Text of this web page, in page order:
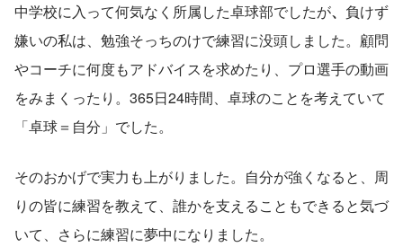
中学校に入って何気なく所属した卓球部でしたが、 負けず
嫌いの私は、勉強そっちのけで練習に没頭しました。顧問
やコーチに何度もアドバイスを求めたり、プロ選手の動画
をみまくったり。365日24時間、卓球のことを考えていて
「卓球＝自分」でした。
そのおかげで実力も上がりました。自分が強くなると、周
りの皆に練習を教えて、誰かを支えることもできると気づ
いて、さらに練習に夢中になりました。